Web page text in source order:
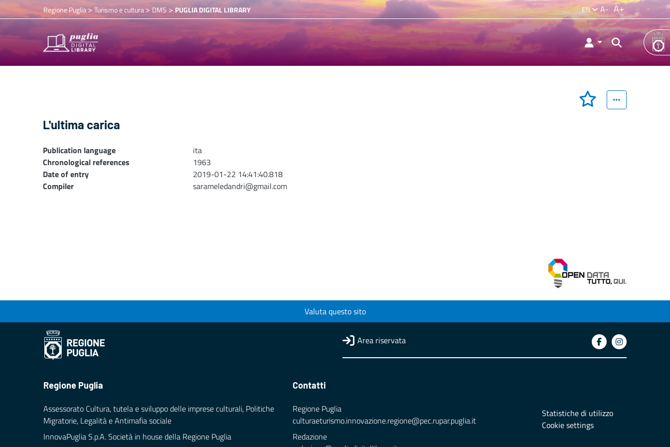
Regione Puglia> Turismo e cultura>DMS > PUGLIA DIGITAL LIBRARY EN A- A+
L'ultima carica
Publication language
ita
Chronological references
1963
Date of entry
2019-01-22 14:41:40.818
Compiler
sarameledandri@gmail.com
Valuta questo sito
Area riservata
Regione Puglia
Assessorato Cultura, tutela e sviluppo delle imprese culturali, Politiche
Migratorie, Legalità e Antimafia sociale
InnovaPuglia S.p.A. Società in house della Regione Puglia
Contatti
Regione Puglia
culturaeturismo.innovazione.regione@pec.rupar.puglia.it
Redazione
Statistiche di utilizzo
Cookie settings